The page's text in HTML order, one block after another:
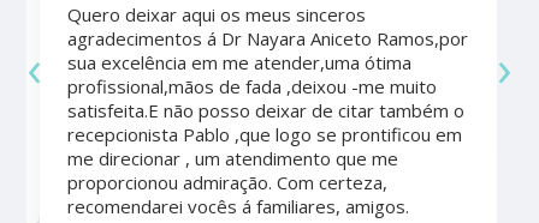
Quero deixar aqui os meus sinceros
agradecimentos á Dr Nayara Aniceto Ramos,por
sua excelência em me atender,uma ótima
profissional,mãos de fada ,deixou -me muito
satisfeita.E não posso deixar de citar também o
recepcionista Pablo ,que logo se prontificou em
me direcionar , um atendimento que me
proporcionou admiração. Com certeza,
recomendarei vocês á familiares, amigos.
‹ ›